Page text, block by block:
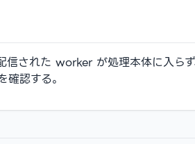
れた worker が処理本体に入らず
認する。